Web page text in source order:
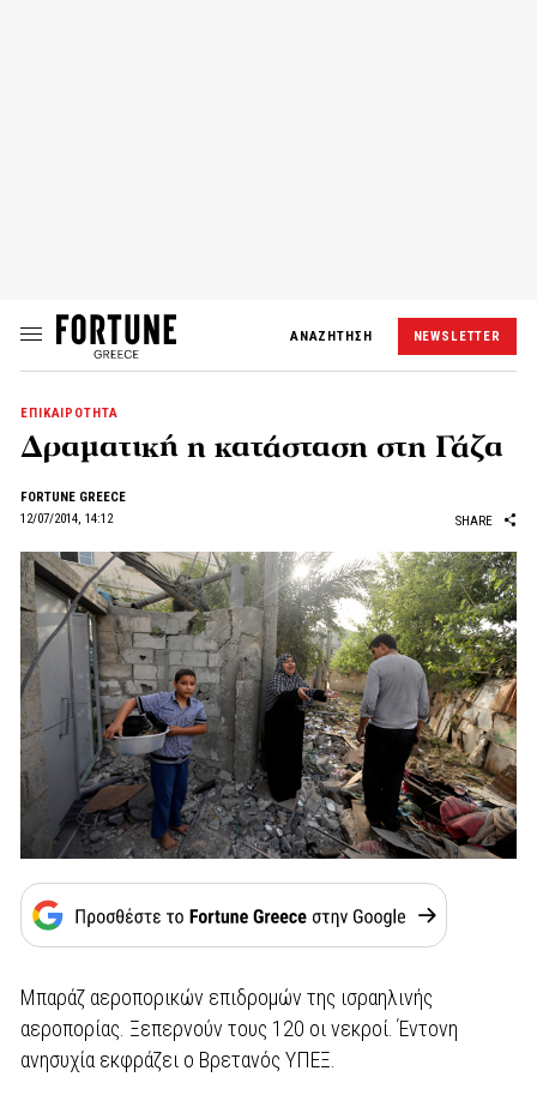
ΑΝΑΖΗΤΗΣΗ NEWSLETTER
ΕΠΙΚΑΙΡΟΤΗΤΑ
Δραματική η κατάσταση στη Γάζα
FORTUNE GREECE
12/07/2014, 14:12
SHARE
Μπαράζ αεροπορικών επιδρομών της ισραηλινής
αεροπορίας. Ξεπερνούν τους 120 οι νεκροί. Έντονη
ανησυχία εκφράζει ο Βρετανός ΥΠΕΞ.